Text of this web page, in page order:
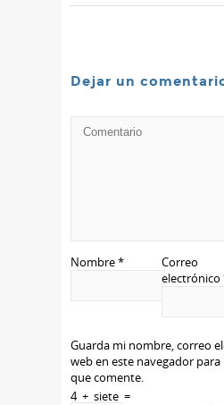
Dejar un
Nombre*
Correo
electrónico
Guarda mi nombre, correo
web en este navegador
que comente.
4 + siete =